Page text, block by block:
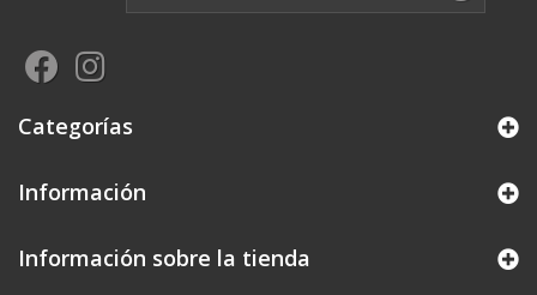
Categorías
Información
Información sobre la tienda